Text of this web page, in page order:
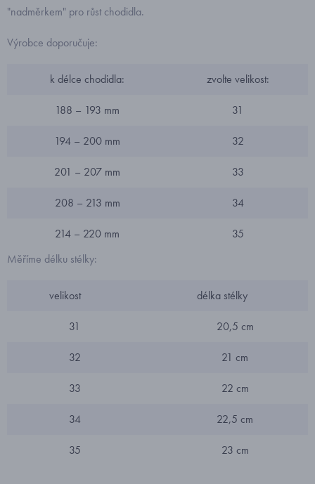
"nadměrkem" pro růst chodidla.
Výrobce doporučuje:
k délce chodidla: zvolte velikost:
188 – 193 mm 31
194 – 200 mm 32
201 – 207 mm 33
208 – 213 mm 34
214 – 220 mm
35
Měříme délku stélky:
velikost délka stélky
31 20,5 cm
32 21 cm
33 22 cm
34 22,5 cm
35 23 cm